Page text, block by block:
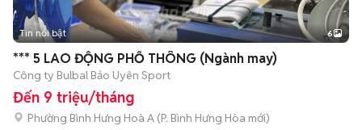
+2
Tin nổi bật 6
*** 5 LAO ĐỘNG PHỔ THÔNG (Ngành may)
Công ty Bulbal Bảo Uyên Sport
Đến 9 triệu/tháng
Phường Bình Hưng Hoà A (P. Bình Hưng Hòa mới)